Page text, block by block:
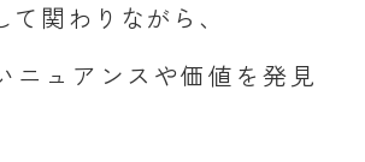
て関わりながら、
ニュアンスや価値を発見